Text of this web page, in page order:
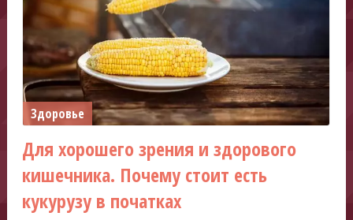
Здоровье
Для хорошего зрения и здорового
кишечника. Почему стоит есть
кукурузу в початках